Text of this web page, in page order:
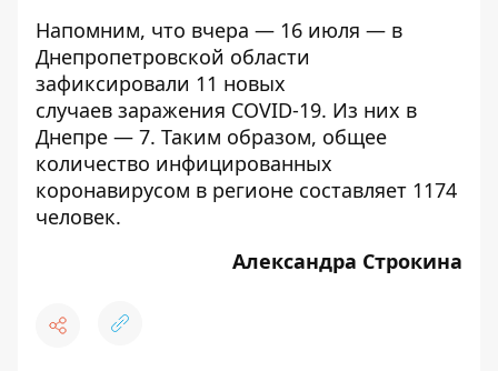
Напомним, что вчера — 16 июля — в
Днепропетровской области
зафиксировали 11 новых
случаев заражения COVID-19. Из них в
Днепре — 7. Таким образом, общее
количество инфицированных
коронавирусом в регионе составляет 1174
человек.
Александра Строкина